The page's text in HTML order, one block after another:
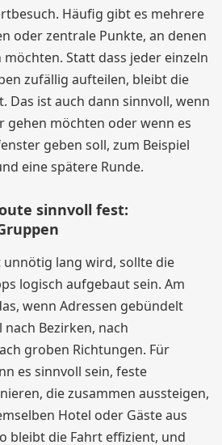
Häufig gibt es mehrere
oder zentrale Punkte, an denen
Statt dass jeder einzeln
zufällig aufteilen, bleibt die
Das ist auch dann sinnvoll, wenn
gehen möchten oder wenn es
geben soll, zum Beispiel
eine spätere Runde.
sinnvoll fest:
lang wird, sollte die
logisch aufgebaut sein. Am
wenn Adressen gebündelt
Bezirken, nach
groben Richtungen. Für
es sinnvoll sein, feste
die zusammen aussteigen,
Hotel oder Gäste aus
bleibt die Fahrt effizient, und